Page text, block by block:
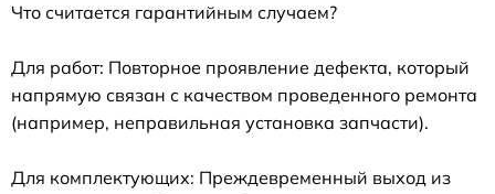
Что считается гарантийным случаем?
Для работ: Повторное проявление дефекта, который
напрямую связан с качеством проведенного ремонта
(например, неправильная установка запчасти).
Для комплектующих: Преждевременный выход из